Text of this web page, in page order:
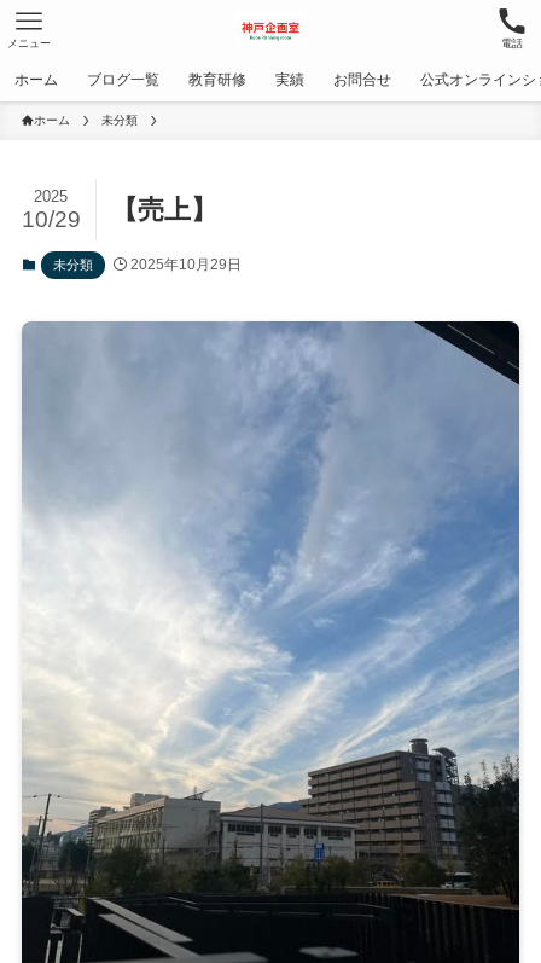
電話
メニュー
ホーム ブログ一覧 教育研修 実績 お問合せ 公式オンラインシ
ホーム 未分類
【売上】
2025
10/29
未分類 2025年10月29日